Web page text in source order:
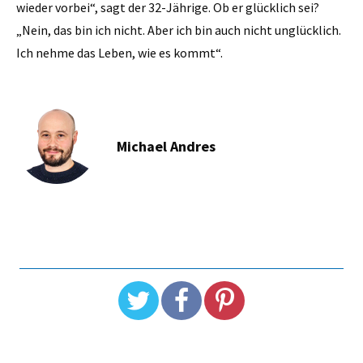
wieder vorbei“, sagt der 32-Jährige. Ob er glücklich sei?
„Nein, das bin ich nicht. Aber ich bin auch nicht unglücklich.
Ich nehme das Leben, wie es kommt“.
Michael Andres